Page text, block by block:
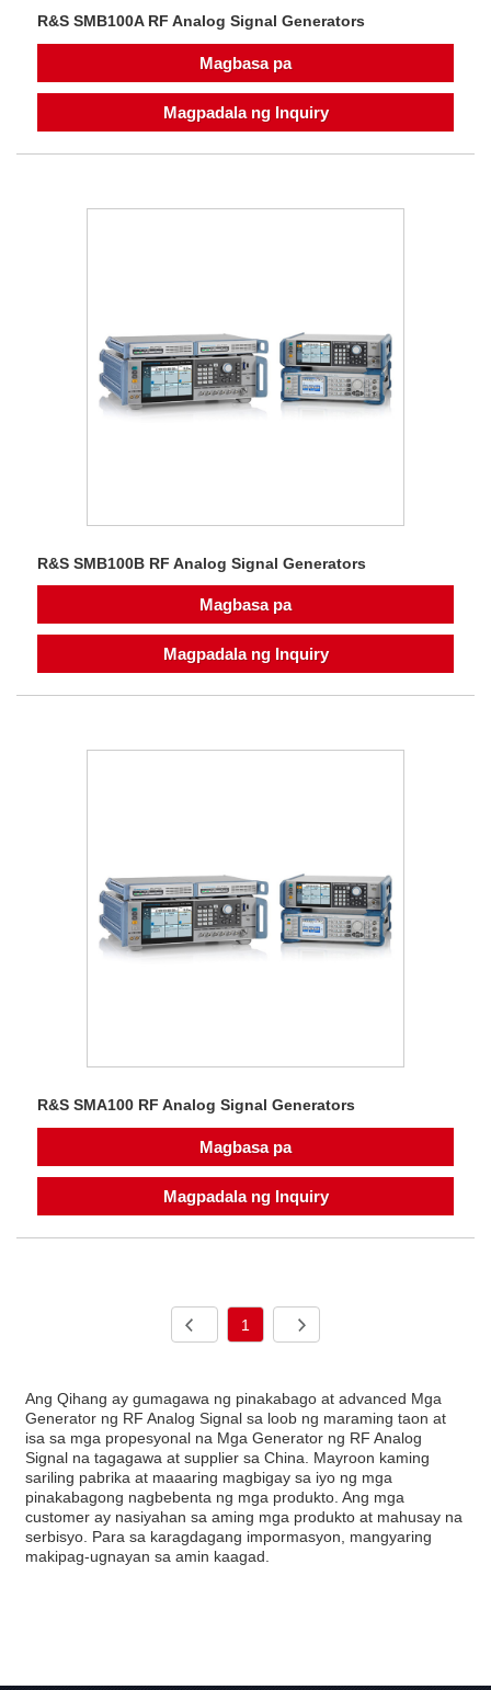
R&S SMB100A RF Analog Signal Generators
Magbasa pa
Magpadala ng Inquiry
R&S SMB100B RF Analog Signal Generators
Magbasa pa
Magpadala ng Inquiry
R&S SMA100 RF Analog Signal Generators
Magbasa pa
Magpadala ng Inquiry
1
Ang Qihang ay gumagawa ng pinakabago at advanced Mga
Generator ng RF Analog Signal sa loob ng maraming taon at
isa sa mga propesyonal na Mga Generator ng RF Analog
Signal na tagagawa at supplier sa China. Mayroon kaming
sariling pabrika at maaaring magbigay sa iyo ng mga
pinakabagong nagbebenta ng mga produkto. Ang mga
customer ay nasiyahan sa aming mga produkto at mahusay na
serbisyo. Para sa karagdagang impormasyon, mangyaring
makipag-ugnayan sa amin kaagad.